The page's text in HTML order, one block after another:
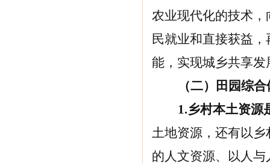
农业现代化的技术
民就业和直接获益
能，实现城乡共享发
（二）田园综
1.乡村本土资源
土地资源，还有以
的人文资源、以人